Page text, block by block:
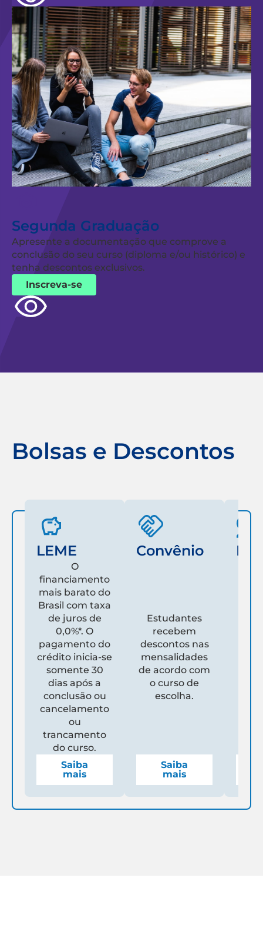
Segunda Graduação
Apresente a documentação que comprove a
conclusão do seu curso (diploma e/ou histórico) e
tenha descontos exclusivos.
Inscreva-se
Bolsas e Descontos
LEME
O
financiamento
mais barato do
Brasil com taxa
de juros de
0,0%*. O
pagamento do
crédito inicia-se
somente 30
dias após a
conclusão ou
cancelamento
ou
trancamento
do curso.
Saiba
mais
Convênio
Estudantes
recebem
descontos nas
mensalidades
de acordo com
o curso de
escolha.
Saiba
mais